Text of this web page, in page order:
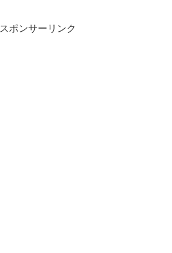
スポンサーリンク